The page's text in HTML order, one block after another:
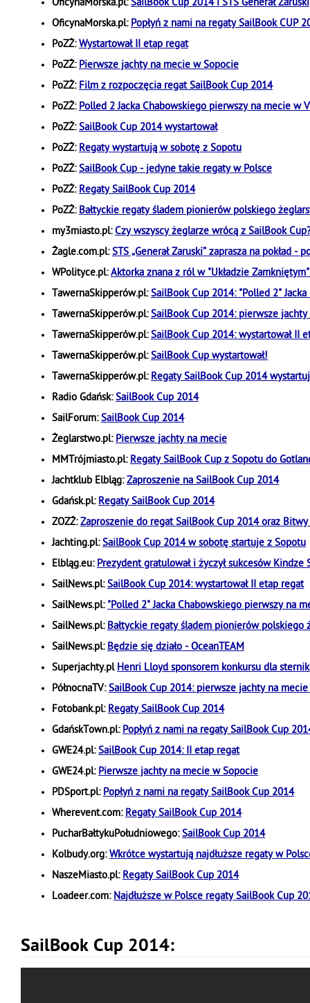
OficynaMorska.pl: SailBook Cup 2014 i STS Generał Zaruski
OficynaMorska.pl: Popłyń z nami na regaty SailBook CUP
PoZŻ: Wystartował II etap regat
PoZŻ: Pierwsze jachty na mecie w Sopocie
PoZŻ: Film z rozpoczęcia regat SailBook Cup 2014
PoZŻ: Polled 2 Jacka Chabowskiego pierwszy na mecie w
PoZŻ: SailBook Cup 2014 wystartował
PoZŻ: Regaty wystartują w sobotę z Sopotu
PoZŻ: SailBook Cup - jedyne takie regaty w Polsce
PoZŻ: Regaty SailBook Cup 2014
PoZŻ: Bałtyckie regaty śladem pionierów polskiego
my3miasto.pl: Czy wszyscy żeglarze wrócą z SailBook
Żagle.com.pl: STS „Generał Zaruski” zaprasza na pokład -
WPolityce.pl: Aktorka znana z ról w "Układzie
TawernaSkipperów.pl: SailBook Cup 2014: "Polled 2"
TawernaSkipperów.pl: SailBook Cup 2014: pierwsze
TawernaSkipperów.pl: SailBook Cup 2014: wystartował II
TawernaSkipperów.pl: SailBook Cup wystartował!
TawernaSkipperów.pl: Regaty SailBook Cup 2014
Radio Gdańsk: SailBook Cup 2014
SailForum: SailBook Cup 2014
Żeglarstwo.pl: Pierwsze jachty na mecie
MMTrójmiasto.pl: Regaty SailBook Cup z Sopotu do
Jachtklub Elbląg: Zaproszenie na SailBook Cup 2014
Gdańsk.pl: Regaty SailBook Cup 2014
ZOZŻ: Zaproszenie do regat SailBook Cup 2014 oraz
Jachting.pl: SailBook Cup 2014 w sobotę startuje z Sopotu
Elbląg.eu: Prezydent gratulował i życzył sukcesów Kindze
SailNews.pl: SailBook Cup 2014: wystartował II etap regat
SailNews.pl: "Polled 2" Jacka Chabowskiego pierwszy na
SailNews.pl: Bałtyckie regaty śladem pionierów polskiego
SailNews.pl: Będzie się działo - OceanTEAM
Superjachty.pl Henri Lloyd sponsorem konkursu dla
PółnocnaTV: SailBook Cup 2014: pierwsze jachty na
Fotobank.pl: Regaty SailBook Cup 2014
GdańskTown.pl: Popłyń z nami na regaty SailBook Cup
GWE24.pl: SailBook Cup 2014: II etap regat
GWE24.pl: Pierwsze jachty na mecie w Sopocie
PDSport.pl: Popłyń z nami na regaty SailBook Cup 2014
Wherevent.com: Regaty SailBook Cup 2014
PucharBałtykuPołudniowego: SailBook Cup 2014
Kolbudy.org: Wkrótce wystartują najdłuższe regaty w
NaszeMiasto.pl: Regaty SailBook Cup 2014
Loadeer.com: Najdłuższe w Polsce regaty SailBook Cup
SailBook Cup 2014: